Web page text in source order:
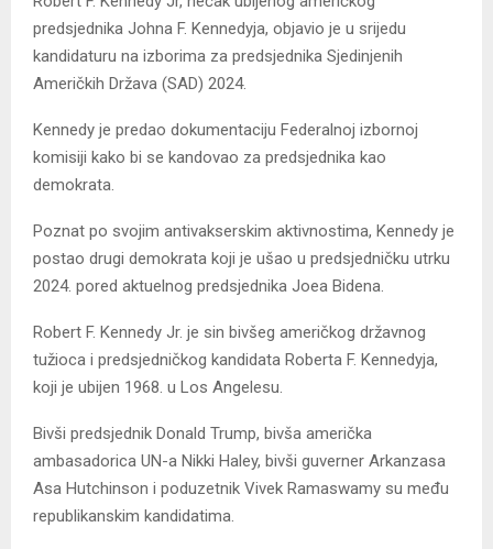
predsjednika Johna F. Kennedyja, objavio je u srijedu
kandidaturu na izborima za predsjednika Sjedinjenih
Američkih Država (SAD) 2024.
Kennedy je predao dokumentaciju Federalnoj izbornoj
komisiji kako bi se kandovao za predsjednika kao
demokrata.
Poznat po svojim antivakserskim aktivnostima, Kennedy je
postao drugi demokrata koji je ušao u predsjedničku utrku
2024. pored aktuelnog predsjednika Joea Bidena.
Robert F. Kennedy Jr. je sin bivšeg američkog državnog
tužioca i predsjedničkog kandidata Roberta F. Kennedyja,
koji je ubijen 1968. u Los Angelesu.
Bivši predsjednik Donald Trump, bivša američka
ambasadorica UN-a Nikki Haley, bivši guverner Arkanzasa
Asa Hutchinson i poduzetnik Vivek Ramaswamy su među
republikanskim kandidatima.